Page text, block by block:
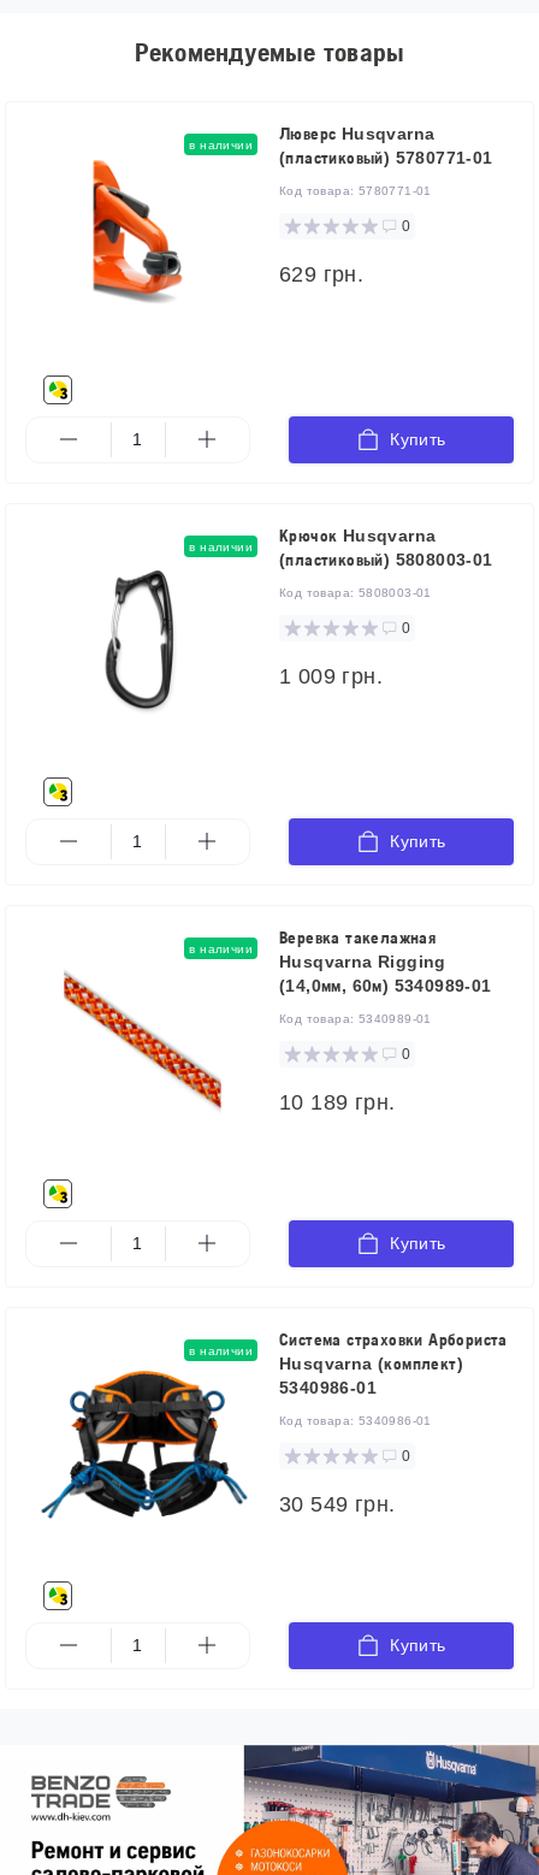
Рекомендуемые товары
в наличии
Люверс Husqvarna
(пластиковый) 5780771-01
Код товара: 5780771-01
0
629 грн.
Купить
в наличии
Крючок Husqvarna
(пластиковый) 5808003-01
Код товара: 5808003-01
0
1 009 грн.
Купить
в наличии
Веревка такелажная
Husqvarna Rigging
(14,0мм, 60м) 5340989-01
Код товара: 5340989-01
0
10 189 грн.
Купить
в наличии
Система страховки Арбориста
Husqvarna (комплект)
5340986-01
Код товара: 5340986-01
0
30 549 грн.
Купить